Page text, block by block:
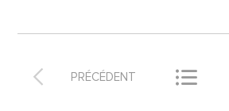
 PRÉCÉDENT 